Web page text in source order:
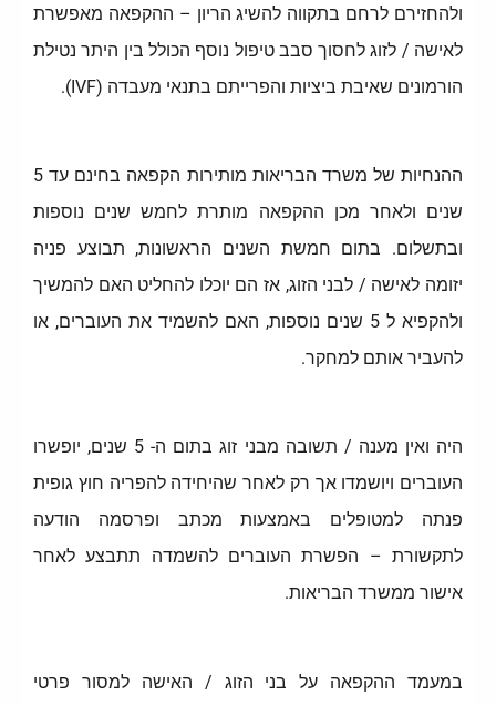
ולהחזירם לרחם בתקווה להשיג הריון – ההקפאה מאפשרת
לאישה / לזוג לחסוך סבב טיפול נוסף הכולל בין היתר נטילת
הורמונים שאיבת ביציות והפרייתם בתנאי מעבדה (IVF).
ההנחיות של משרד הבריאות מותירות הקפאה בחינם עד 5
שנים ולאחר מכן ההקפאה מותרת לחמש שנים נוספות
ובתשלום. בתום חמשת השנים הראשונות, תבוצע פניה
יזומה לאישה / לבני הזוג, אז הם יוכלו להחליט האם להמשיך
ולהקפיא ל 5 שנים נוספות, האם להשמיד את העוברים, או
להעביר אותם למחקר.
היה ואין מענה / תשובה מבני זוג בתום ה- 5 שנים, יופשרו
העוברים ויושמדו אך רק לאחר שהיחידה להפריה חוץ גופית
פנתה למטופלים באמצעות מכתב ופרסמה הודעה
לתקשורת – הפשרת העוברים להשמדה תתבצע לאחר
אישור ממשרד הבריאות.
במעמד ההקפאה על בני הזוג / האישה למסור פרטי